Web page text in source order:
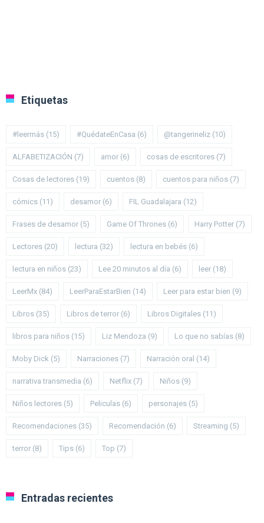
Etiquetas
#leermás (15) #QuédateEnCasa (6) @tangerineliz (10)
ALFABETIZACIÓN (7) amor (6) cosas de escritores (7)
Cosas de lectores (19) cuentos (8) cuentos para niños (7)
cómics (11) desamor (6) FIL Guadalajara (12)
Frases de desamor (5) Game Of Thrones (6) Harry Potter (7)
Lectores (20) lectura (32) lectura en bebés (6)
lectura en niños (23) Lee 20 minutos al día (6) leer (18)
LeerMx (84) LeerParaEstarBien (14) Leer para estar bien (9)
Libros (35) Libros de terror (6) Libros Digitales (11)
libros para niños (15) Liz Mendoza (9) Lo que no sabías (8)
Moby Dick (5) Narraciones (7) Narración oral (14)
narrativa transmedia (6) Netflix (7) Niños (9)
Niños lectores (5) Peliculas (6) personajes (5)
Recomendaciones (35) Recomendación (6) Streaming (5)
terror (8) Tips (6) Top (7)
Entradas recientes